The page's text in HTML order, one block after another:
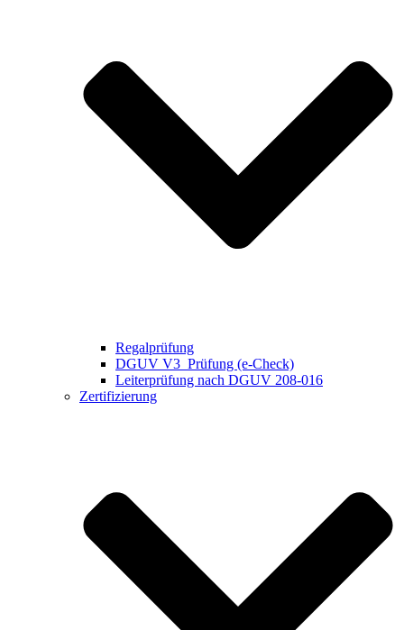
Regalprüfung
DGUV V3 Prüfung (e-Check)
Leiterprüfung nach DGUV 208-016
Zertifizierung